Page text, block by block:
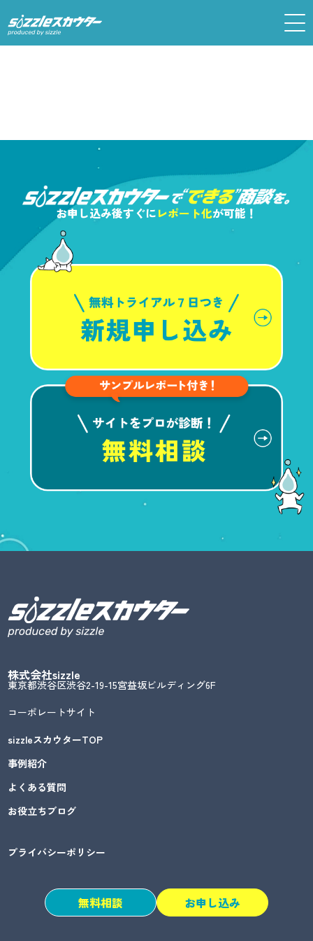
お申し込み後すぐにレポート化が可能！
株式会社sizzle
東京都渋谷区渋谷2-19-15宮益坂ビルディング6F
コーポレートサイト
sizzleスカウターTOP
事例紹介
よくある質問
お役立ちブログ
プライバシーポリシー
無料相談 お申し込み